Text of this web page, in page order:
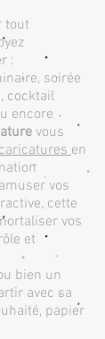
tout
:
soirée
cocktail
encore
vous
en
vos
cette
vos
et
bien un
avec sa
papier